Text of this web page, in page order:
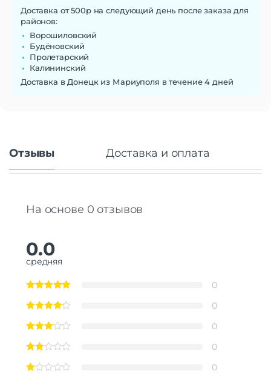
Доставка от 500р на следующий день после заказа для
районов:
Ворошиловский
Будёновский
Пролетарский
Калининский
Доставка в Донецк из Мариуполя в течение 4 дней
Отзывы Доставка и оплата
На основе 0 отзывов
0.0
средняя
0
0
0
0
0